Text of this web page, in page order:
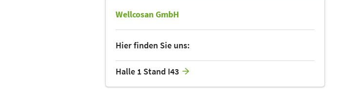
Wellcosan GmbH
Hier finden Sie uns:
Halle 1 Stand I43